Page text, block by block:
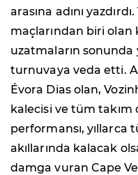
arasına adını
maçlarından biri olan
uzatmaların sonunda
turnuvaya veda etti.
Évora Dias olan,
kalecisi ve tüm takım
performansı, yıllarca
akıllarında kalacak
damga vuran Cape